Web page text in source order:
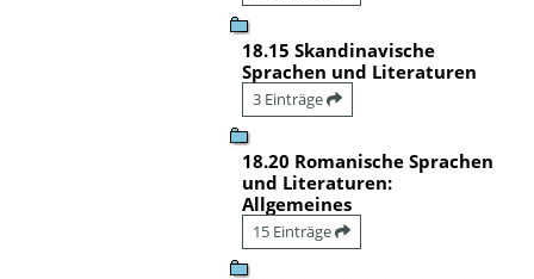
18.15 Skandinavische
Sprachen und Literaturen
3 Einträge
18.20 Romanische Sprachen
und Literaturen:
Allgemeines
15 Einträge